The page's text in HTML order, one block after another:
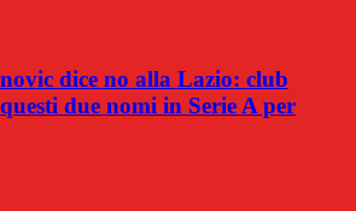
dice no alla Lazio: club
due nomi in Serie A per